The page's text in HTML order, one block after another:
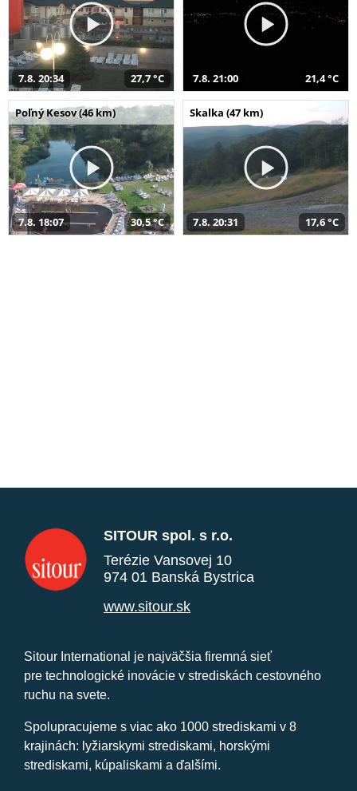
7.8. 20:34 27,7 °C 7.8. 21:00 21,4 °C
Poľný Kesov (46 km)
7.8. 18:07 30,5 °C
Skalka (47 km)
7.8. 20:31 17,6 °C
SITOUR spol. s r.o.
Terézie Vansovej 10
974 01 Banská Bystrica
www.sitour.sk
Sitour International je najväčšia firemná sieť
pre technologické inovácie v strediskách cestovného
ruchu na svete.
Spolupracujeme s viac ako 1000 strediskami v 8
krajinách: lyžiarskymi strediskami, horskými
strediskami, kúpaliskami a ďalšími.